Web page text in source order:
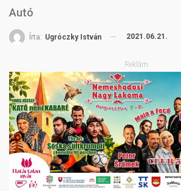
Autó
Írta: Ugróczky István 2021.06.21.
Reklám